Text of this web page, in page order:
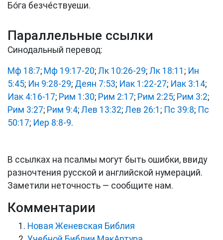
Бо́га безче́ствуеши.
Параллельные ссылки
Синодальный перевод:
Мф 18:7; Мф 19:17-20; Лк 10:26-29; Лк 18:11 ; Ин
5:45; Ин 9:28-29; Деян 7:53; Иак 1:22-27; Иак 3:14;
Иак 4:16-17; Рим 1:30; Рим 2:17; Рим 2:25; Рим 3:2;
Рим 3:27; Рим 9:4; Лев 13:32; Лев 26:1 ; Пс 39:8; Пс
50:17; Иер 8:8-9.
В ссылках на псалмы могут быть ошибки, ввиду
разночтения русской и английской нумераций.
Заметили неточность — сообщите нам.
Комментарии
Новая Женевская Библия